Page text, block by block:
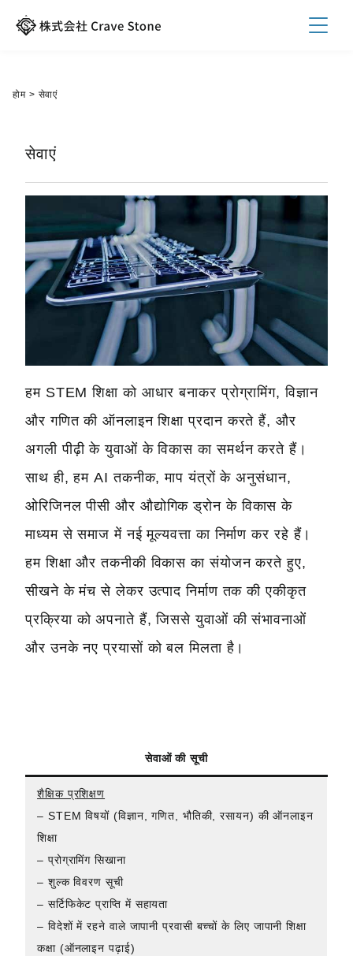
होम> सेवाएं
सेवाएं
हम STEM शिक्षा को आधार बनाकर प्रोग्रामिंग, विज्ञान
और गणित की ऑनलाइन शिक्षा प्रदान करते हैं, और
अगली पीढ़ी के युवाओं के विकास का समर्थन करते हैं।
साथ ही, हम AI तकनीक, माप यंत्रों के अनुसंधान,
ओरिजिनल पीसी और औद्योगिक ड्रोन के विकास के
माध्यम से समाज में नई मूल्यवत्ता का निर्माण कर रहे हैं।
हम शिक्षा और तकनीकी विकास का संयोजन करते हुए,
सीखने के मंच से लेकर उत्पाद निर्माण तक की एकीकृत
प्रक्रिया को अपनाते हैं, जिससे युवाओं की संभावनाओं
और उनके नए प्रयासों को बल मिलता है।
सेवाओं की सूची
शैक्षिक प्रशिक्षण
– STEM विषयों (विज्ञान, गणित, भौतिकी, रसायन) की ऑनलाइन
शिक्षा
– प्रोग्रामिंग सिखाना
– शुल्क विवरण सूची
– सर्टिफिकेट प्राप्ति में सहायता
– विदेशों में रहने वाले जापानी प्रवासी बच्चों के लिए जापानी शिक्षा
कक्षा (ऑनलाइन पढ़ाई)